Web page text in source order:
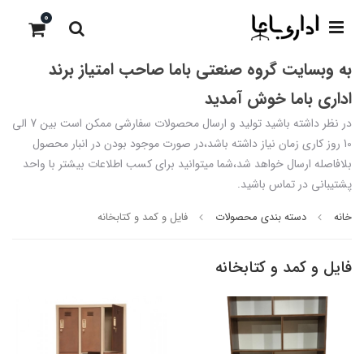
به وبسایت گروه صنعتی باما صاحب امتیاز برند
اداری باما خوش آمدید
در نظر داشته باشید تولید و ارسال محصولات سفارشی ممکن است بین 7 الی
10 روز کاری زمان نیاز داشته باشد،در صورت موجود بودن در انبار محصول
بلافاصله ارسال خواهد شد،شما میتوانید برای کسب اطلاعات بیشتر با واحد
پشتیبانی در تماس باشید.
0
خانه دسته بندی محصولات فایل و کمد و کتابخانه
فایل و کمد و کتابخانه